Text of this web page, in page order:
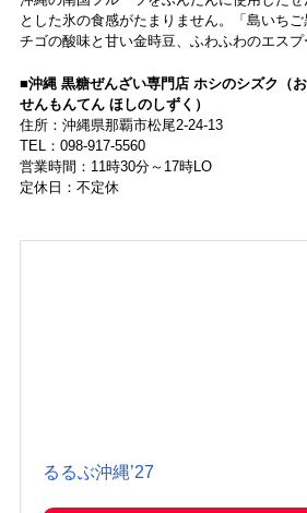
とした氷の食感がたまりません。「島いち
チゴの酸味と甘い金時豆、ふわふわのエス
■沖縄 黒糖ぜんざい専門店 ホシのシズク（
せんもんてん ほしのしずく）
住所：沖縄県那覇市松尾2-24-13
TEL：098-917-5560
営業時間：11時30分～17時LO
定休日：不定休
るるぶ沖縄’27